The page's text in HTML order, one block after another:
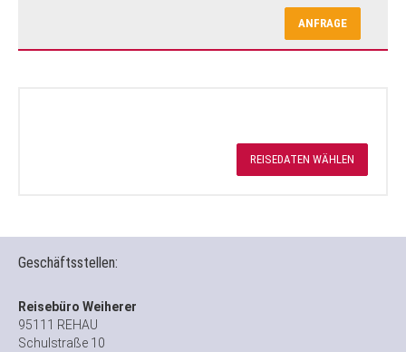
ANFRAGE
REISEDATEN WÄHLEN
Geschäftsstellen:
Reisebüro Weiherer
95111 REHAU
Schulstraße 10